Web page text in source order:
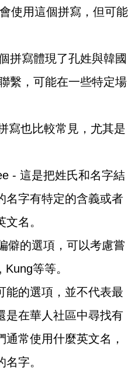
使用這個拼寫，但可能
拼寫體現了孔姓與韓國
繫，可能在一些特定場
寫也比較常見，尤其是
- 這是把姓氏和名字結
名字有特定的含義或者
名。
僻的選項，可以考慮嘗
等等。
能的選項，並不代表最
是在華人社區中尋找有
常使用什麼英文名，
字。